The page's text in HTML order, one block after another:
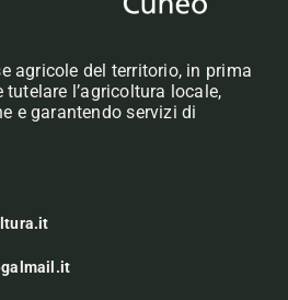
agricole del territorio, in prima
l’agricoltura locale,
e garantendo servizi di